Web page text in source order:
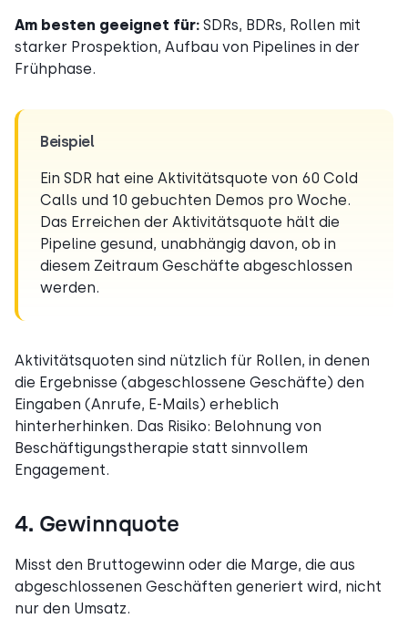
Am besten geeignet für: SDRs, BDRs, Rollen mit
starker Prospektion, Aufbau von Pipelines in der
Frühphase.
Beispiel
Ein SDR hat eine Aktivitätsquote von 60 Cold
Calls und 10 gebuchten Demos pro Woche.
Das Erreichen der Aktivitätsquote hält die
Pipeline gesund, unabhängig davon, ob in
diesem Zeitraum Geschäfte abgeschlossen
werden.
Aktivitätsquoten sind nützlich für Rollen, in denen
die Ergebnisse (abgeschlossene Geschäfte) den
Eingaben (Anrufe, E-Mails) erheblich
hinterherhinken. Das Risiko: Belohnung von
Beschäftigungstherapie statt sinnvollem
Engagement.
4. Gewinnquote
Misst den Bruttogewinn oder die Marge, die aus
abgeschlossenen Geschäften generiert wird, nicht
nur den Umsatz.